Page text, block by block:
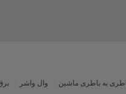
به باطری ماشین وال واشر